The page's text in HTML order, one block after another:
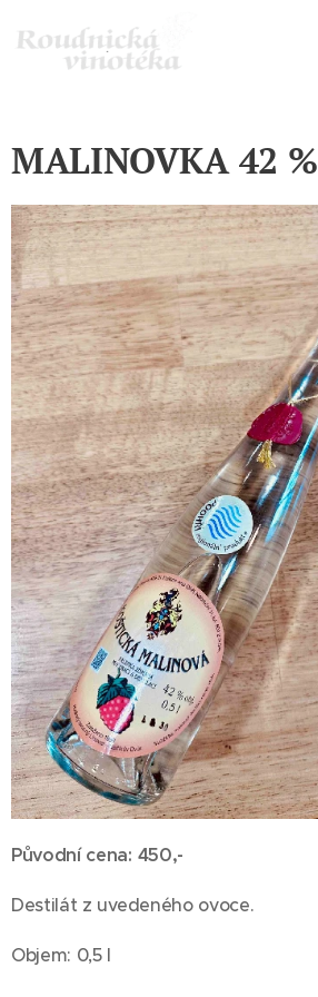
MALINOVKA 42 %
Původní cena: 450,-
Destilát z uvedeného ovoce.
Objem: 0,5 l